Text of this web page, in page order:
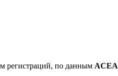
регистраций, по данным ACEA